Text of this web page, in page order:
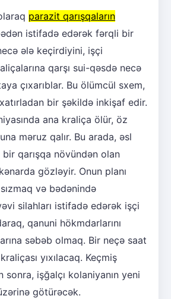
parazit qarışqaların
istifadə edərək fərqli bir
ələ keçirdiyini, işçi
qarşı sui-qəsdə necə
çıxarıblar. Bu ölümcül sxem,
bir şəkildə inkişaf edir.
ana kraliça ölür, öz
məruz qalır. Bu arada, əsl
qarışqa növündən olan
gözləyir. Onun planı
və bədənində
silahları istifadə edərək işçi
qanuni hökmdarlarını
səbəb olmaq. Bir neçə saat
yıxılacaq. Keçmiş
işğalçı kolaniyanın yeni
götürəcək.